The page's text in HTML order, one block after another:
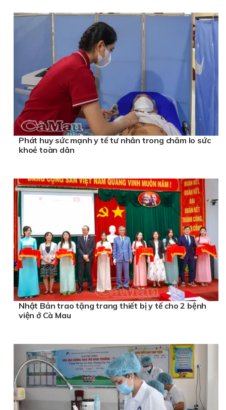
Phát huy sức mạnh y tế tư nhân trong chăm lo sức
khoẻ toàn dân
Nhật Bản trao tặng trang thiết bị y tế cho 2 bệnh
viện ở Cà Mau